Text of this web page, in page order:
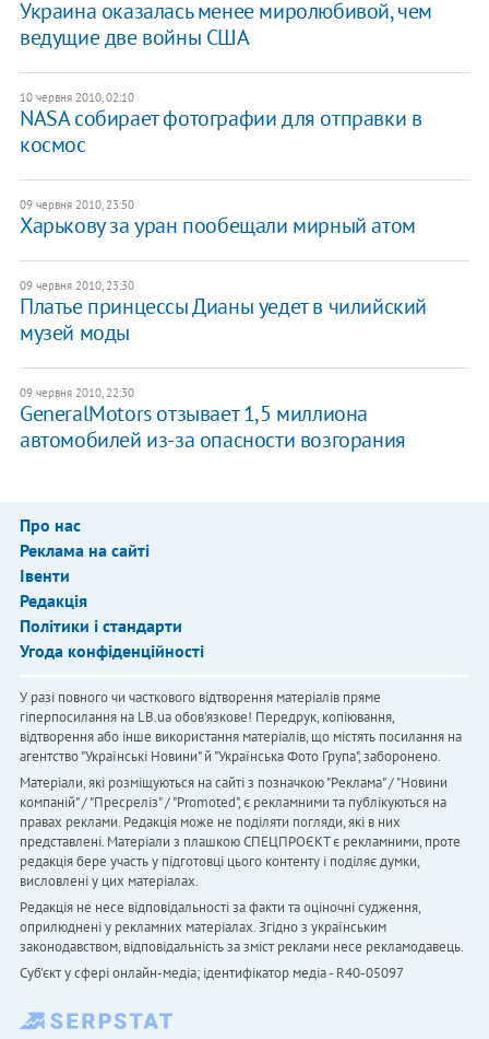
Украина оказалась менее миролюбивой, чем
ведущие две войны США
10 червня 2010, 02:10
NASA собирает фотографии для отправки в
космос
09 червня 2010, 23:50
Харькову за уран пообещали мирный атом
09 червня 2010, 23:30
Платье принцессы Дианы уедет в чилийский
музей моды
09 червня 2010, 22:30
GeneralMotors отзывает 1,5 миллиона
автомобилей из-за опасности возгорания
Про нас
Реклама на сайті
Івенти
Редакція
Політики і стандарти
Угода конфіденційності
У разі повного чи часткового відтворення матеріалів пряме
гіперпосилання на LB.ua обов'язкове! Передрук, копіювання,
відтворення або інше використання матеріалів, що містять посилання на
агентство "Українськi Новини" й "Українська Фото Група", заборонено.
Матеріали, які розміщуються на сайті з позначкою "Реклама" / "Новини
компаній" / "Пресреліз" / "Promoted", є рекламними та публікуються на
правах реклами. Редакція може не поділяти погляди, які в них
представлені. Матеріали з плашкою СПЕЦПРОЄКТ є рекламними, проте
редакція бере участь у підготовці цього контенту і поділяє думки,
висловлені у цих матеріалах.
Редакція не несе відповідальності за факти та оціночні судження,
оприлюднені у рекламних матеріалах. Згідно з українським
законодавством, відповідальність за зміст реклами несе рекламодавець.
Cуб'єкт у сфері онлайн-медіа; ідентифікатор медіа - R40-05097